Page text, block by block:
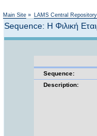
Main Site » LAMS Central Repository
Sequence: Η Φιλική
Sequence:
Description: